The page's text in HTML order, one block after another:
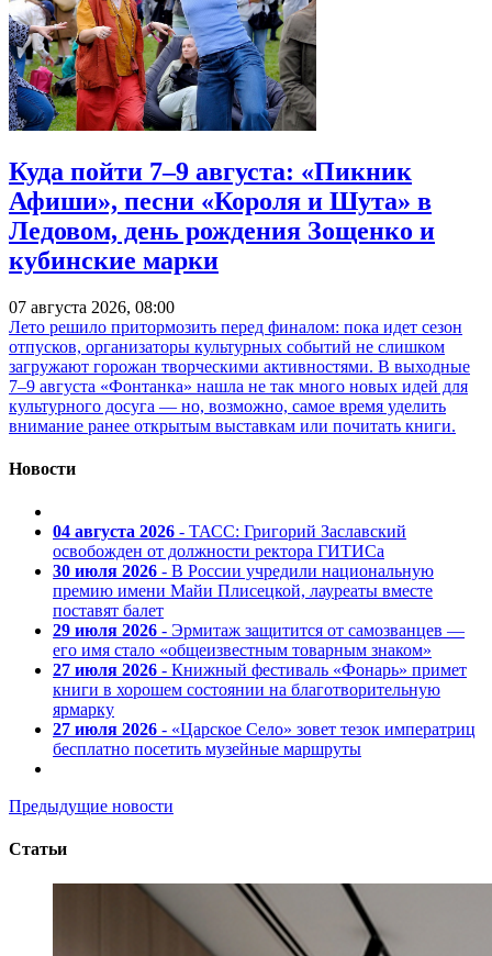
Куда пойти 7–9 августа: «Пикник
Афиши», песни «Короля и Шута» в
Ледовом, день рождения Зощенко и
кубинские марки
07 августа 2026, 08:00
Лето решило притормозить перед финалом: пока идет сезон
отпусков, организаторы культурных событий не слишком
загружают горожан творческими активностями. В выходные
7–9 августа «Фонтанка» нашла не так много новых идей для
культурного досуга — но, возможно, самое время уделить
внимание ранее открытым выставкам или почитать книги.
Новости
04 августа 2026 - ТАСС: Григорий Заславский
освобожден от должности ректора ГИТИСа
30 июля 2026 - В России учредили национальную
премию имени Майи Плисецкой, лауреаты вместе
поставят балет
29 июля 2026 - Эрмитаж защитится от самозванцев —
его имя стало «общеизвестным товарным знаком»
27 июля 2026 - Книжный фестиваль «Фонарь» примет
книги в хорошем состоянии на благотворительную
ярмарку
27 июля 2026 - «Царское Село» зовет тезок императриц
бесплатно посетить музейные маршруты
Предыдущие новости
Статьи